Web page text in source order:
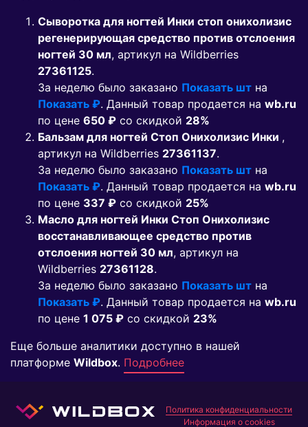
Сыворотка для ногтей Инки стоп онихолизис
регенерирующая средство против отслоения
ногтей 30 мл, артикул на Wildberries
27361125.
За неделю было заказано Показать шт на
Показать ₽. Данный товар продается на wb.ru
по цене 650 ₽ co скидкой 28%
Бальзам для ногтей Стоп Онихолизис Инки ,
артикул на Wildberries 27361137.
За неделю было заказано Показать шт на
Показать ₽. Данный товар продается на wb.ru
по цене 337 ₽ co скидкой 25%
Масло для ногтей Инки Стоп Онихолизис
восстанавливающее средство против
отслоения ногтей 30 мл, артикул на
Wildberries 27361128.
За неделю было заказано Показать шт на
Показать ₽. Данный товар продается на wb.ru
по цене 1 075 ₽ co скидкой 23%
Еще больше аналитики доступно в нашей
платформе Wildbox. Подробнее
Политика конфиденциальности
Информация о cookies